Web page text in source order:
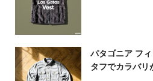
パタゴニア フ
タフでカラバリ